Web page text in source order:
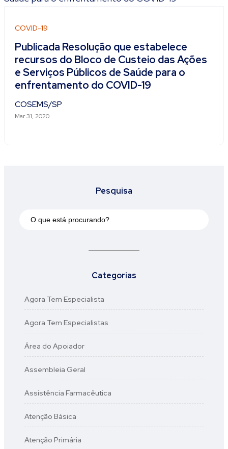
COVID-19
Publicada Resolução que estabelece
recursos do Bloco de Custeio das Ações
e Serviços Públicos de Saúde para o
enfrentamento do COVID-19
COSEMS/SP
Mar 31, 2020
Pesquisa
Categorias
Agora Tem Especialista
Agora Tem Especialistas
Área do Apoiador
Assembleia Geral
Assistência Farmacêutica
Atenção Básica
Atenção Primária